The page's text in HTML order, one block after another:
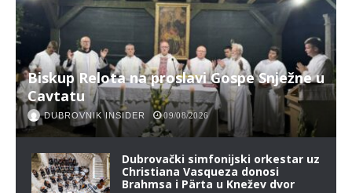
Biskup Relota na proslavi Gospe Snježne u
Cavtatu
DUBROVNIK INSIDER 09/08/2026
Dubrovački simfonijski orkestar uz
Christiana Vasqueza donosi
Brahmsa i Pärta u Knežev dvor